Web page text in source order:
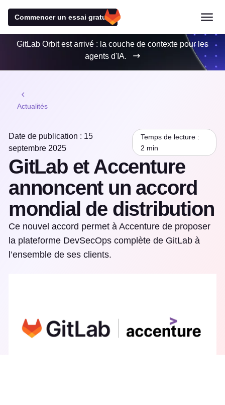
Commencer un essai gratuit
GitLab Orbit est arrivé : la couche de contexte pour les
agents d'IA.
Actualités
Date de publication : 15
septembre 2025
Temps de lecture :
2 min
GitLab et Accenture
annoncent un accord
mondial de distribution
Ce nouvel accord permet à Accenture de proposer
la plateforme DevSecOps complète de GitLab à
l’ensemble de ses clients.